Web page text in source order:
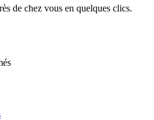
de chez vous en quelques clics.